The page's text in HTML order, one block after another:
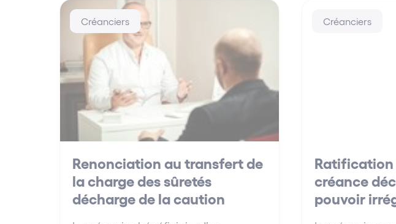
Créanciers
Renonciation au transfert de
la charge des sûretés
décharge de la caution
Créanciers
Ratification
créance
pouvoir